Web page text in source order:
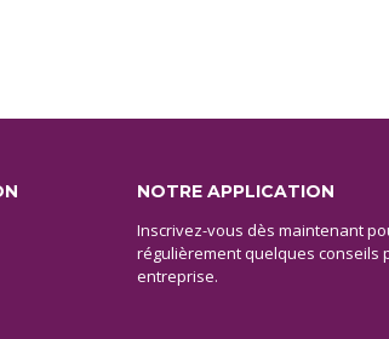
NOTRE APPLICATION
Inscrivez-vous dès maintenant
régulièrement quelques conseils
entreprise.